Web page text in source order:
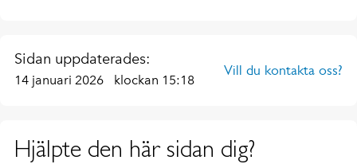
Sidan uppdaterades:
14 januari 2026 klockan 15:18
Vill du kontakta oss?
Hjälpte den här sidan dig?